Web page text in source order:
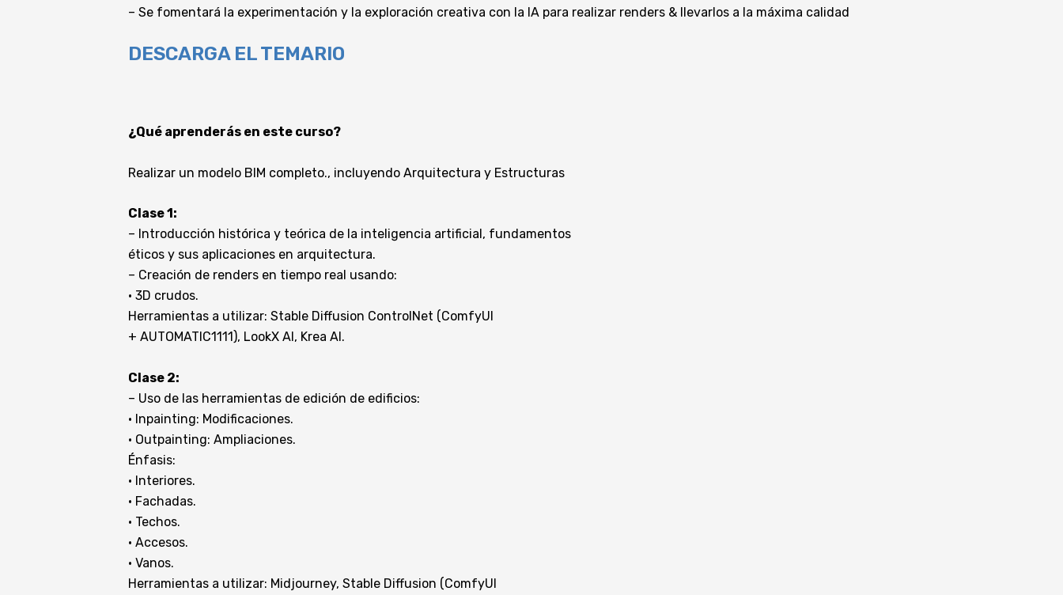
– Se fomentará la experimentación y la exploración creativa con la IA para realizar renders & llevarlos a la máxima calidad
DESCARGA EL TEMARIO
¿Qué aprenderás en este curso?
Realizar un modelo BIM completo., incluyendo Arquitectura y Estructuras
Clase 1:
– Introducción histórica y teórica de la inteligencia artificial, fundamentos
éticos y sus aplicaciones en arquitectura.
– Creación de renders en tiempo real usando:
· 3D crudos.
Herramientas a utilizar: Stable Diffusion ControlNet (ComfyUI
+ AUTOMATIC1111), LookX AI, Krea AI.
Clase 2:
– Uso de las herramientas de edición de edificios:
· Inpainting: Modificaciones.
· Outpainting: Ampliaciones.
Énfasis:
· Interiores.
· Fachadas.
· Techos.
· Accesos.
· Vanos.
Herramientas a utilizar: Midjourney, Stable Diffusion (ComfyUI